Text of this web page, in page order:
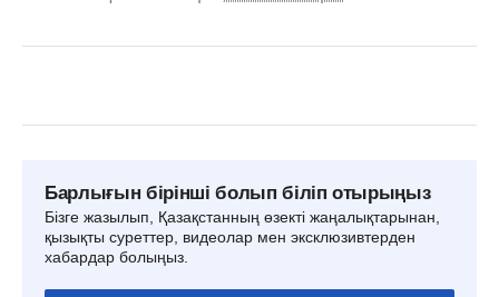
Барлығын бірінші болып біліп отырыңыз
Бізге жазылып, Қазақстанның өзекті жаңалықтарынан,
қызықты суреттер, видеолар мен эксклюзивтерден
хабардар болыңыз.